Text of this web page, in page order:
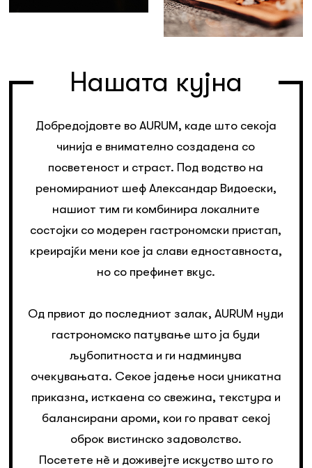
Нашата кујна
Добредојдовте во AURUM, каде што секоја
чинија е внимателно создадена со
посветеност и страст. Под водство на
реномираниот шеф Александар Видоески,
нашиот тим ги комбинира локалните
состојки со модерен гастрономски пристап,
креирајќи мени кое ја слави едноставноста,
но со префинет вкус.
Од првиот до последниот залак, AURUM нуди
гастрономско патување што ја буди
љубопитноста и ги надминува
очекувањата. Секое јадење носи уникатна
приказна, исткаена со свежина, текстура и
балансирани ароми, кои го прават секој
оброк вистинско задоволство.
Посетете нè и доживејте искуство што го